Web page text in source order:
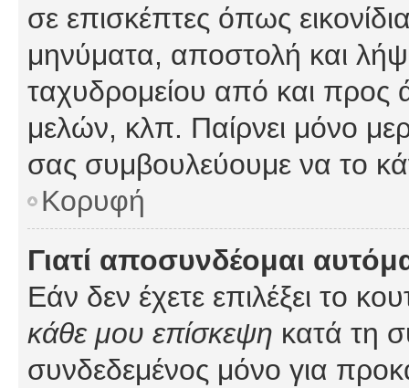
σε επισκέπτες όπως
μηνύματα, αποστολή και
ταχυδρομείου από και προς
μελών, κλπ. Παίρνει μόνο
σας συμβουλεύουμε να το
Κορυφή
Γιατί αποσυνδέομαι
Εάν δεν έχετε επιλέξει το
κάθε μου επίσκεψη κατά τη
συνδεδεμένος μόνο για